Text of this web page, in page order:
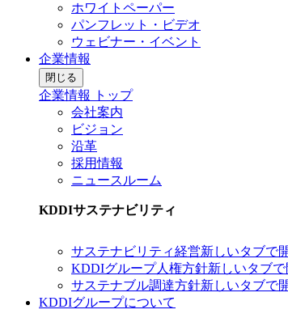
ホワイトペーパー
パンフレット・ビデオ
ウェビナー・イベント
企業情報
閉じる
企業情報 トップ
会社案内
ビジョン
沿革
採用情報
ニュースルーム
KDDIサステナビリティ
サステナビリティ経営新しいタブで
KDDIグループ人権方針新しいタブで
サステナブル調達方針新しいタブで
KDDIグループについて